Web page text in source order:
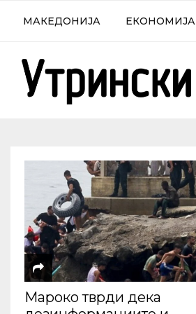
МАКЕДОНИЈА ЕКОНОМИЈА
Мароко тврди дека